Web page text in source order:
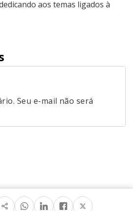
aos temas ligados à
Seu e-mail não será